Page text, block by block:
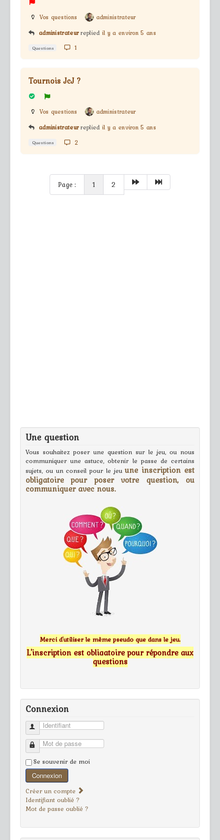
Vos questions
administrateur
administrateur replied il y a environ 5 ans
Questions 1
Tournois JcJ ?
Vos questions
administrateur
administrateur replied il y a environ 5 ans
Questions 2
Page : 1 2
Une question
Vous souhaitez poser une question sur le jeu, ou nous
communiquer une astuce, obtenir le passe de certains
sujets, ou un conseil pour le jeuune inscription est
obligatoire pour poser votre question, ou
communiquer avec nous.
Merci d'utiliser le même pseudo que dans le jeu.
L'inscription est obligatoire pour répondre aux
questions
Connexion
Identifiant
Mot de passe
Se souvenir de moi
Connexion
Créer un compte
Identifiant oublié ?
Mot de passe oublié ?